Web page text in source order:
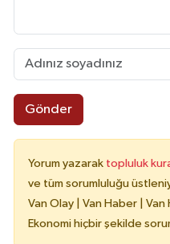
Gönder
Yorum yazarak topluluk
ve tüm sorumluluğu
Van Olay | Van Haber | Van
Ekonomi hiçbir şekilde